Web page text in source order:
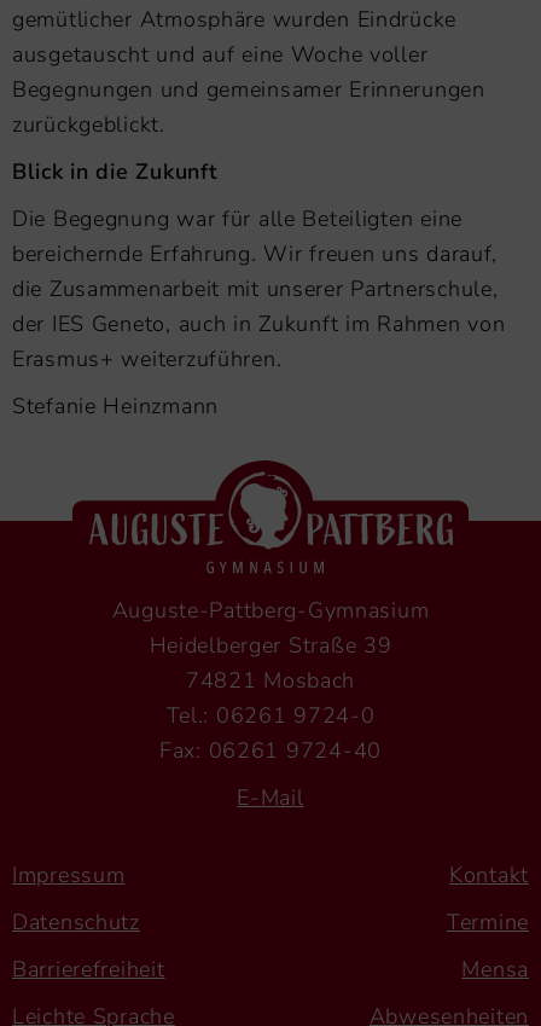
gemütlicher Atmosphäre wurden Eindrücke
ausgetauscht und auf eine Woche voller
Begegnungen und gemeinsamer Erinnerungen
zurückgeblickt.
Blick in die Zukunft
Die Begegnung war für alle Beteiligten eine
bereichernde Erfahrung. Wir freuen uns darauf,
die Zusammenarbeit mit unserer Partnerschule,
der IES Geneto, auch in Zukunft im Rahmen von
Erasmus+ weiterzuführen.
Stefanie Heinzmann
Auguste-Pattberg-Gymnasium
Heidelberger Straße 39
74821 Mosbach
Tel.: 06261 9724-0
Fax: 06261 9724-40
E-Mail
Impressum
Datenschutz
Barrierefreiheit
Leichte Sprache
Kontakt
Termine
Mensa
Abwesenheiten